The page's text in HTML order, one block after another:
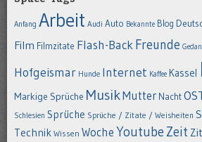
Anfang Arbeit Audi Auto Bekannte Blog
Film Filmzitate Flash-BackFreunde
Hofgeismar Hunde Internet Kaffee Kassel
Markige Sprüche MusikMutter Nacht
Schlesien Sprüche Sprüche / Zitate / Weisheiten
Technik Wissen Woche Youtube Zeit